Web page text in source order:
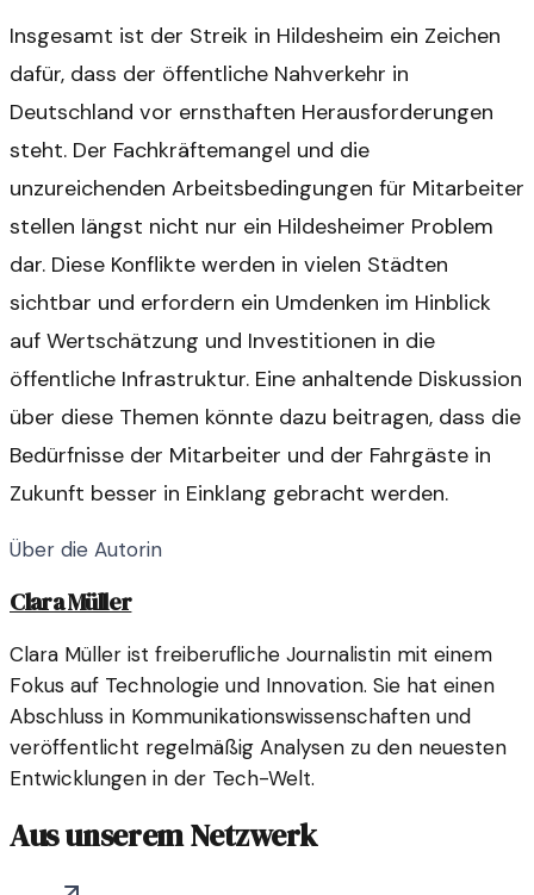
Insgesamt ist der Streik in Hildesheim ein Zeichen
dafür, dass der öffentliche Nahverkehr in
Deutschland vor ernsthaften Herausforderungen
steht. Der Fachkräftemangel und die
unzureichenden Arbeitsbedingungen für Mitarbeiter
stellen längst nicht nur ein Hildesheimer Problem
dar. Diese Konflikte werden in vielen Städten
sichtbar und erfordern ein Umdenken im Hinblick
auf Wertschätzung und Investitionen in die
öffentliche Infrastruktur. Eine anhaltende Diskussion
über diese Themen könnte dazu beitragen, dass die
Bedürfnisse der Mitarbeiter und der Fahrgäste in
Zukunft besser in Einklang gebracht werden.
Über die Autorin
Clara Müller
Clara Müller ist freiberufliche Journalistin mit einem
Fokus auf Technologie und Innovation. Sie hat einen
Abschluss in Kommunikationswissenschaften und
veröffentlicht regelmäßig Analysen zu den neuesten
Entwicklungen in der Tech-Welt.
Aus unserem Netzwerk